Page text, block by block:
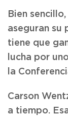
Bien
aseguran su
tiene que
lucha por
la
Carson
a tiempo.